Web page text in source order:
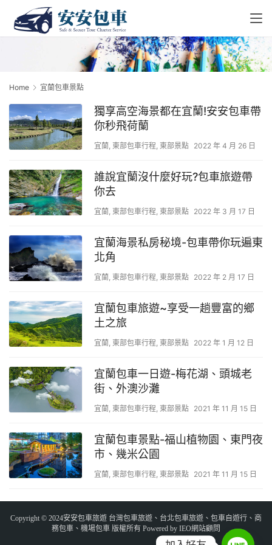
Home 宜蘭包車景點
獨享高空海景都在宜蘭!安安包車帶
你秒飛荷蘭
宜蘭 東部包車行程 東部景點 2022 年 4 月 26 日
誰說宜蘭沒什麼好玩?包車旅遊帶
你去
宜蘭 東部包車行程 東部景點 2022 年 3 月 17 日
宜蘭海景私房秘境-包車帶你玩遍東
北角
宜蘭 東部包車行程 東部景點 2022 年 2 月 17 日
宜蘭包車旅遊~享受一趟豐富的鄉
土之旅
宜蘭 東部包車行程 東部景點 2022 年 1 月 12 日
宜蘭包車一日遊-梅花湖、頭城老
街、外澳沙灘
宜蘭 東部包車行程 東部景點 2021 年 11 月 15 日
宜蘭包車景點-福山植物園、東門夜
市、幾米公園
宜蘭 東部包車行程 東部景點 2021 年 11 月 15 日
Copyright © 2024安安包車旅遊 台灣包車旅遊、台北包車旅遊、包車自遊行、商
務包車、機場包車 版權所有 Powered by IEO網站顧問